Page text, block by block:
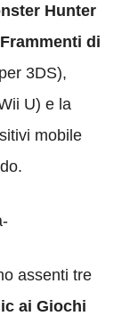
Hunter
di
3DS),
U) e la
mobile
assenti tre
ai Giochi